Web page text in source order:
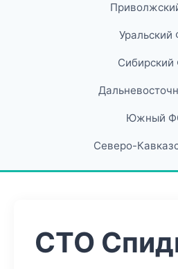
Уральский
Южный
Северо-
СТО